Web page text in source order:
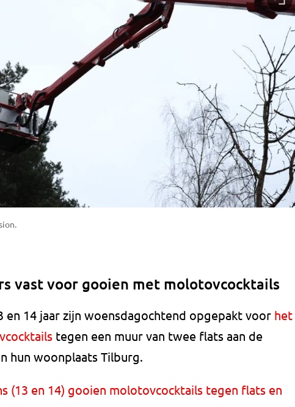
vast voor gooien met molotovcocktails
en 14 jaar zijn woensdagochtend opgepakt voor het
tegen een muur van twee flats aan de
hun woonplaats Tilburg.
(13 en 14) gooien molotovcocktails tegen flats en